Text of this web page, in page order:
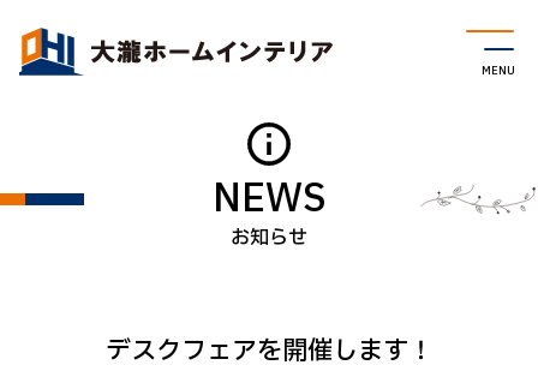
NEWS
デスクフェアを開催します！